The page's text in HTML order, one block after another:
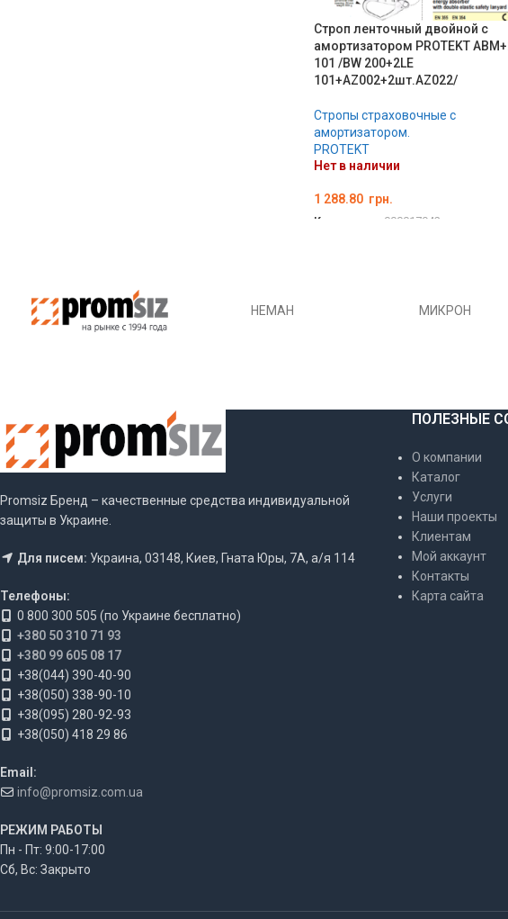
Строп ленточный двойной с
амортизатором PROTEKT
101 /BW 200+2LE
101+AZ002+2шт.AZ022/
Стропы страховочные с
амортизатором.
PROTEKT
Нет в наличии
1 288.80 грн.
Код товара: 000017942
НЕМАН МИКРОН
Promsiz Бренд – качественные средства индивидуальной
защиты в Украине.
Для писем: Украина, 03148, Киев, Гната Юры, 7А, а/я 114
Телефоны:
0 800 300 505 (по Украине бесплатно)
+380 50 310 71 93
+380 99 605 08 17
+38(044) 390-40-90
+38(050) 338-90-10
+38(095) 280-92-93
+38(050) 418 29 86
Email:
info@promsiz.com.ua
РЕЖИМ РАБОТЫ
Пн - Пт: 9:00-17:00
Сб, Вс: Закрыто
ПОЛЕЗНЫЕ
О компании
Каталог
Услуги
Наши проекты
Клиентам
Мой аккаунт
Контакты
Карта сайта